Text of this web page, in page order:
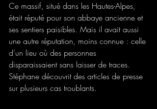
Ce massif, situé dans les Hautes-Alpes,
était réputé pour son abbaye ancienne et
ses sentiers paisibles. Mais il avait aussi
une autre réputation, moins connue : celle
d’un lieu où des personnes
disparaissaient sans laisser de traces.
Stéphane découvrit des articles de presse
sur plusieurs cas troublants.